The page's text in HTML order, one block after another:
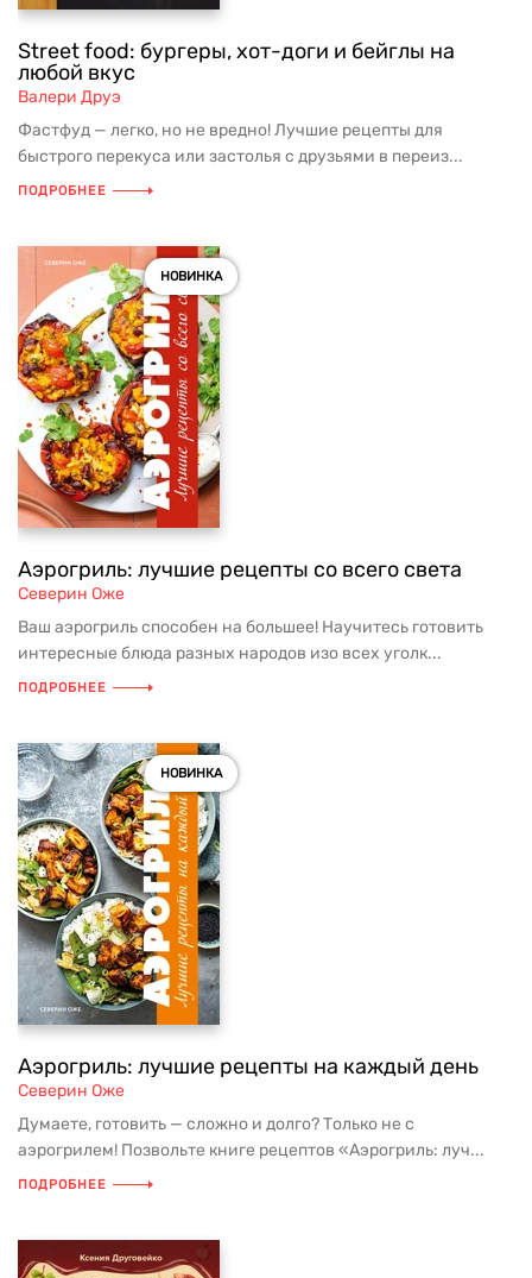
Street food: бургеры, хот-доги и бейглы на
любой вкус
Валери Друэ
Фастфуд — легко, но не вредно! Лучшие рецепты для
быстрого перекуса или застолья с друзьями в переиз...
ПОДРОБНЕЕ
НОВИНКА
Аэрогриль: лучшие рецепты со всего света
Северин Оже
Ваш аэрогриль способен на большее! Научитесь готовить
интересные блюда разных народов изо всех уголк...
ПОДРОБНЕЕ
НОВИНКА
Аэрогриль: лучшие рецепты на каждый день
Северин Оже
Думаете, готовить — сложно и долго? Только не с
аэрогрилем! Позвольте книге рецептов «Аэрогриль: луч...
ПОДРОБНЕЕ